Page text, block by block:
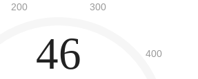
46